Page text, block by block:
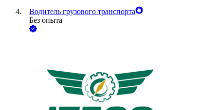
Водитель грузового транспорта
Без опыта